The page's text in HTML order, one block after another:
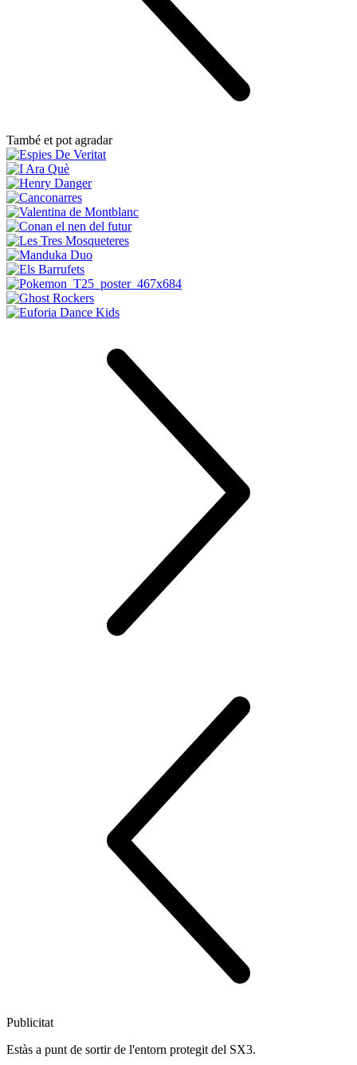
També et pot agradar
Publicitat
Estàs a punt de sortir de l'entorn protegit del SX3.